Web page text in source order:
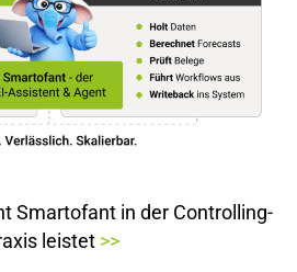
Smartofant in der Controlling-
leistet >>